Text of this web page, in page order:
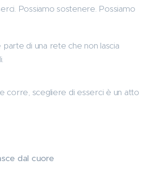
Possiamo sostenere. Possiamo
di una rete che non lascia
corre, scegliere di esserci è un atto
dal cuore